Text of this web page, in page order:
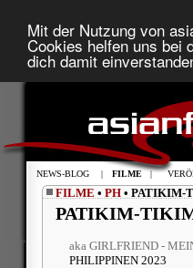
Mit der Nutzung von
Cookies helfen uns bei
dich damit
NEWS-BLOG | FILME |
FILME • PH • PATIKIM-
PATIKIM-
aka GIRLFRIEND -
PHILIPPINEN 2023